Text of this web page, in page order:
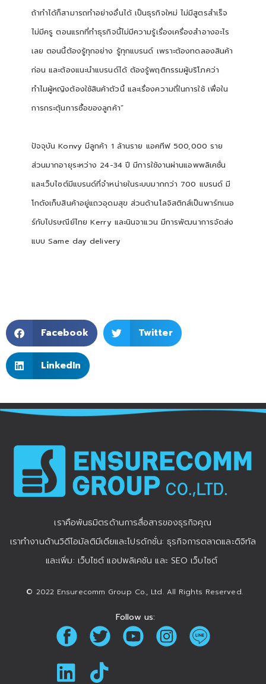
ถ้าทำได้ก็สามารถทำอย่างอื่นได้ เป็นธุรกิจใหม่ ไม่มีสูตรสำเร็จ
ไม่มีครู ตอนแรกที่ทำธุรกิจนี้ไม่มีความรู้เรื่องเครื่องสำอางอะไร
เลย ตอนนี้ต้องรู้ทุกอย่าง รู้ทุกแบรนด์ เพราะต้องทดลองสินค้า
ก่อน และต้องแนะนำแบรนด์ได้ ต้องรู้พฤติกรรมผู้บริโภคว่า
ทำไมผู้หญิงต้องใช้สินค้าตัวนี้ และเรื่องความถี่ในการใช้ เพื่อใน
การกระตุ้นการซื้อของลูกค้า”
ปัจจุบัน Konvy มีลูกค้า 1 ล้านราย แอคทีฟ 500,000 ราย
ส่วนมากอายุระหว่าง 24-34 ปี มีการใช้งานผ่านแอพพลิเคชั่น
และเว็บไซต์มีแบรนด์ที่จำหน่ายในระบบมากกว่า 700 แบรนด์ มี
โกดังเก็บสินค้าอยู่แถวอุดมสุข ส่วนด้านโลจิสติกส์เป็นพาร์ทเนอ
ร์กับไปรษณีย์ไทย Kerry และนินจาแวน มีการพัฒนาการจัดส่ง
แบบ Same day delivery
Facebook Twitter
LinkedIn
เราคือพันธมิตรด้านการสื่อสารของธุรกิจคุณ
เราทำงานด้านวิดีโอมัลติมีเดียและโปรดักชั่น: ธุรกิจการตลาดและดิจิทัล
และเพิ่ม: เว็บไซต์ แอปพลิเคชัน และ SEO เว็บไซต์
© 2022 Ensurecomm Group Co., Ltd. All Rights Reserved.
Follow us: